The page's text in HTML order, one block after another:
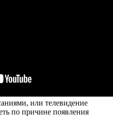
или телевидение
по причине появления